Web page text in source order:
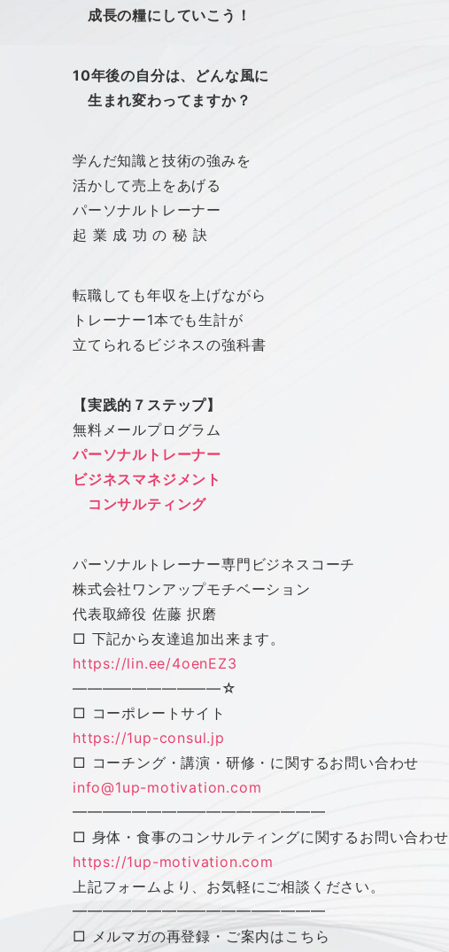
成長の糧にしていこう！
10年後の自分は、どんな風に
生まれ変わってますか？
学んだ知識と技術の強みを
活かして売上をあげる
パーソナルトレーナー
起 業 成 功 の 秘 訣
転職しても年収を上げながら
トレーナー1本でも生計が
立てられるビジネスの強科書
【実践的７ステップ】
無料メールプログラム
パーソナルトレーナー
ビジネスマネジメント
コンサルティング
パーソナルトレーナー専門ビジネスコーチ
株式会社 ワンアップモチベーション
代表取締役 佐藤 択磨
□ 下記から友達追加出来ます。
https://lin.ee/4oenEZ3
——————————☆
□ コーポレートサイト
https://1up-consul.jp
□ コーチング・講演・研修・に関するお問い合わせ
info@1up-motivation.com
━━━━━━━━━━━━━━━━━
□ 身体・食事のコンサルティングに関するお問い合わせ
https://1up-motivation.com
上記フォームより、お気軽にご相談ください。
━━━━━━━━━━━━━━━━━
□ メルマガの再登録・ご案内はこちら